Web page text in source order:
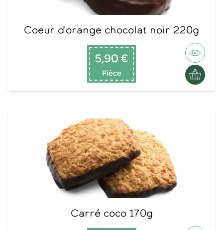
Coeur d'orange chocolat noir 220g
5,90 €
Pièce
Carré coco 170g